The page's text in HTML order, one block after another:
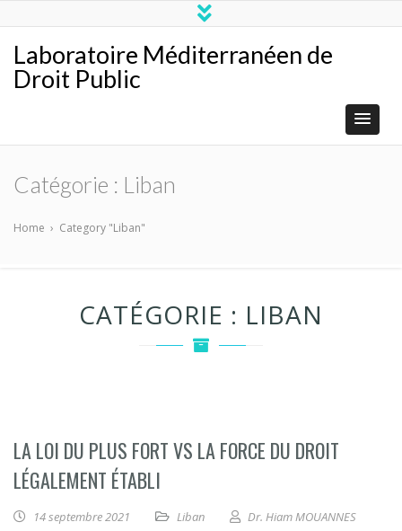
Laboratoire Méditerranéen de
Droit Public
Catégorie : Liban
Home › Category "Liban"
CATÉGORIE : LIBAN
LA LOI DU PLUS FORT VS LA FORCE DU DROIT
LÉGALEMENT ÉTABLI
14 septembre 2021 Liban Dr. Hiam MOUANNES